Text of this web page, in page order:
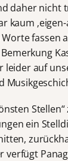
daher nicht
‚eigen-
fassen
leider auf
ein